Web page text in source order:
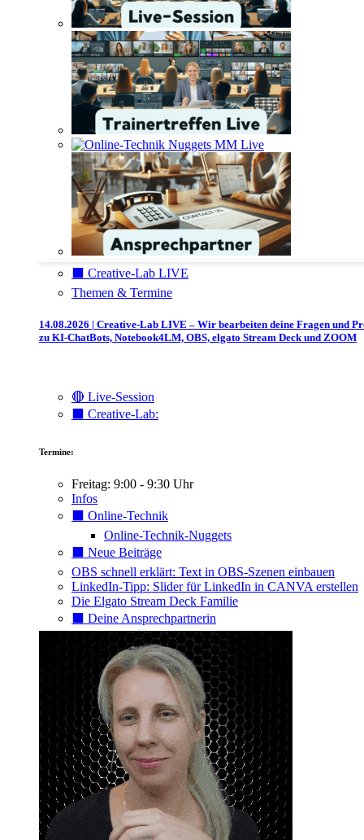
⬛️ Creative-Lab LIVE
Themen & Termine
14.08.2026 | Creative-Lab LIVE – Wir bearbeiten deine Fragen und
zu KI-ChatBots, Notebook4LM, OBS, elgato Stream Deck und ZOOM
🔴 Live-Session
⬛️ Creative-Lab:
Termine:
Freitag: 9:00 - 9:30 Uhr
Infos
⬛️ Online-Technik
Online-Technik-Nuggets
⬛️ Neue Beiträge
OBS schnell erklärt: Text in OBS-Szenen einbauen
LinkedIn-Tipp: Slider für LinkedIn in CANVA erstellen
Die Elgato Stream Deck Familie
⬛️ Deine Ansprechpartnerin